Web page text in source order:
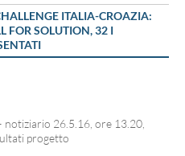
ITALIA-CROAZIA:
FOR SOLUTION, 32 I
notiziario 26.5.16, ore 13.20,
progetto